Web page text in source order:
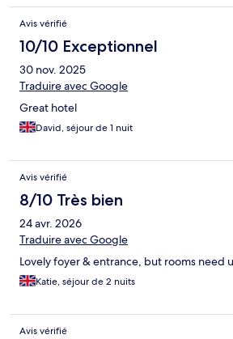
Avis vérifié
10/10 Exceptionnel
30 nov. 2025
Traduire avec Google
Great hotel
David, séjour de 1 nuit
Avis vérifié
8/10 Très bien
24 avr. 2026
Traduire avec Google
Lovely foyer & entrance, but rooms need
Katie, séjour de 2 nuits
Avis vérifié